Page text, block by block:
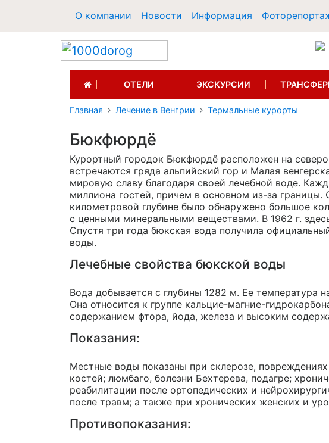
О компании Новости Информация
(CURRENT)ОТЕЛИ ЭКСКУРСИИ
Главная Лечение в Венгрии Термальные курорты
Бюкфюрдё
Курортный городок Бюкфюрдё расположен на
встречаются гряда альпийский гор и Малая
мировую славу благодаря своей лечебной воде.
миллиона гостей, причем в основном из-за границы.
километровой глубине было обнаружено большое
с ценными минеральными веществами. В 1962 г.
Спустя три года бюкская вода получила
воды.
Лечебные свойства бюкской воды
Вода добывается с глубины 1282 м. Ее температура
Она относится к группе кальцие-магние-
содержанием фтора, йода, железа и высоким
Показания:
Местные воды показаны при склерозе,
костей; люмбаго, болезни Бехтерева, подагре;
реабилитации после ортопедических и
после травм; а также при хронических женских и
Противопоказания: